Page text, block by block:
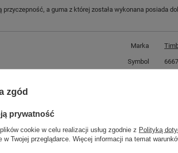
a guma z której została wykonana posiada
Marka
Symbol
GWARANCJA
zgód
prywatność
cookie w celu realizacji usług zgodnie z Polityką
w Twojej przeglądarce. Więcej informacji na temat